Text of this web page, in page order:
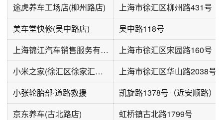
途虎养车工场店(柳州路店)
上海市徐汇区柳州路431号
美车堂快修(吴中路店)
吴中路118号
上海锦江汽车销售服务有限公司维修服务区
上海市徐汇区宋园路160号
小米之家(徐汇区徐家汇百联商业广场汽车旗舰店)
小张轮胎部·道路救援
凯旋路1378号（近安顺路）
京东养车(古北路店)
虹桥镇古北路1799号